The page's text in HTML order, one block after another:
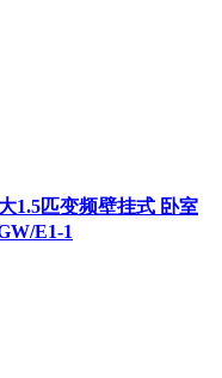
1.5匹变频壁挂式 卧室
E1-1